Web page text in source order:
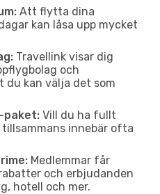
Att flytta dina
kan låsa upp mycket
Travellink visar dig
och
du kan välja det som
paket: Vill du ha fullt
innebär ofta
Medlemmar får
och erbjudanden
hotell och mer.